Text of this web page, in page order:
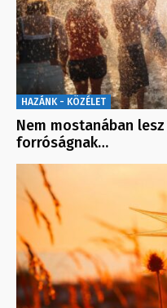
HAZÁNK - KÖZÉLET
Nem mostanában
forróságnak…